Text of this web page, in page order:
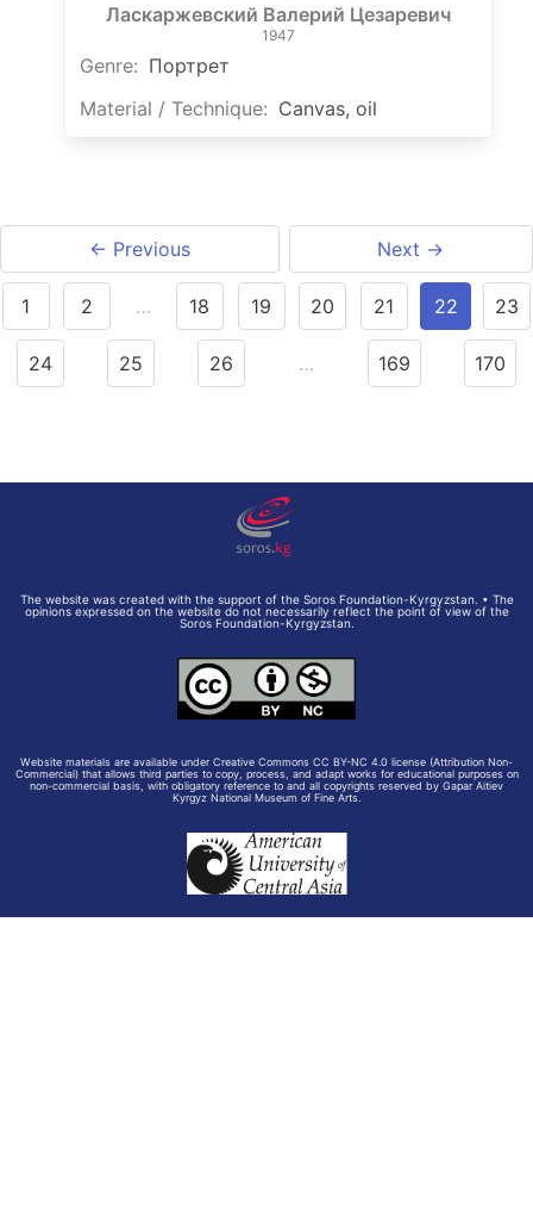
Ласкаржевский Валерий Цезаревич
1947
Genre: Портрет
Material / Technique: Canvas, oil
← Previous Next →
1 2 … 18 19 20 21 22 23
24 25 26 … 169 170
The website was created with the support of the Soros Foundation-Kyrgyzstan. • The
opinions expressed on the website do not necessarily reflect the point of view of the
Soros Foundation-Kyrgyzstan.
Website materials are available under Creative Commons CC BY-NC 4.0 license (Attribution Non-
Commercial) that allows third parties to copy, process, and adapt works for educational purposes on
non-commercial basis, with obligatory reference to and all copyrights reserved by Gapar Aitiev
Kyrgyz National Museum of Fine Arts.